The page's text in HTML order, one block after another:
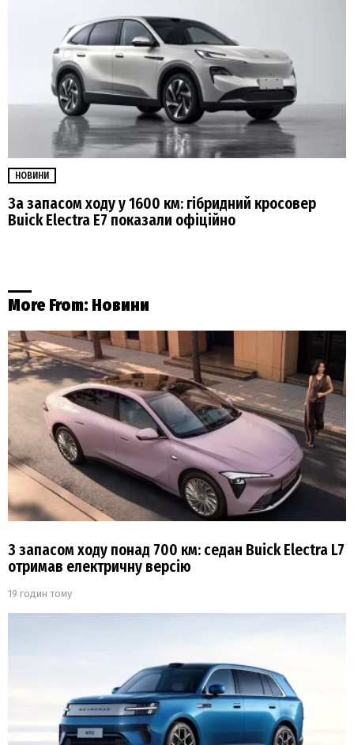
НОВИНИ
За запасом ходу у 1600 км: гібридний кросовер
Buick Electra E7 показали офіційно
More From: Новини
З запасом ходу понад 700 км: седан Buick Electra L7
отримав електричну версію
19 годин тому